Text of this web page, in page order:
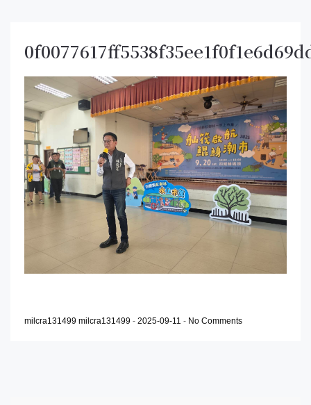
milcra131499 milcra131499 - 2025-09-11 - No Comments